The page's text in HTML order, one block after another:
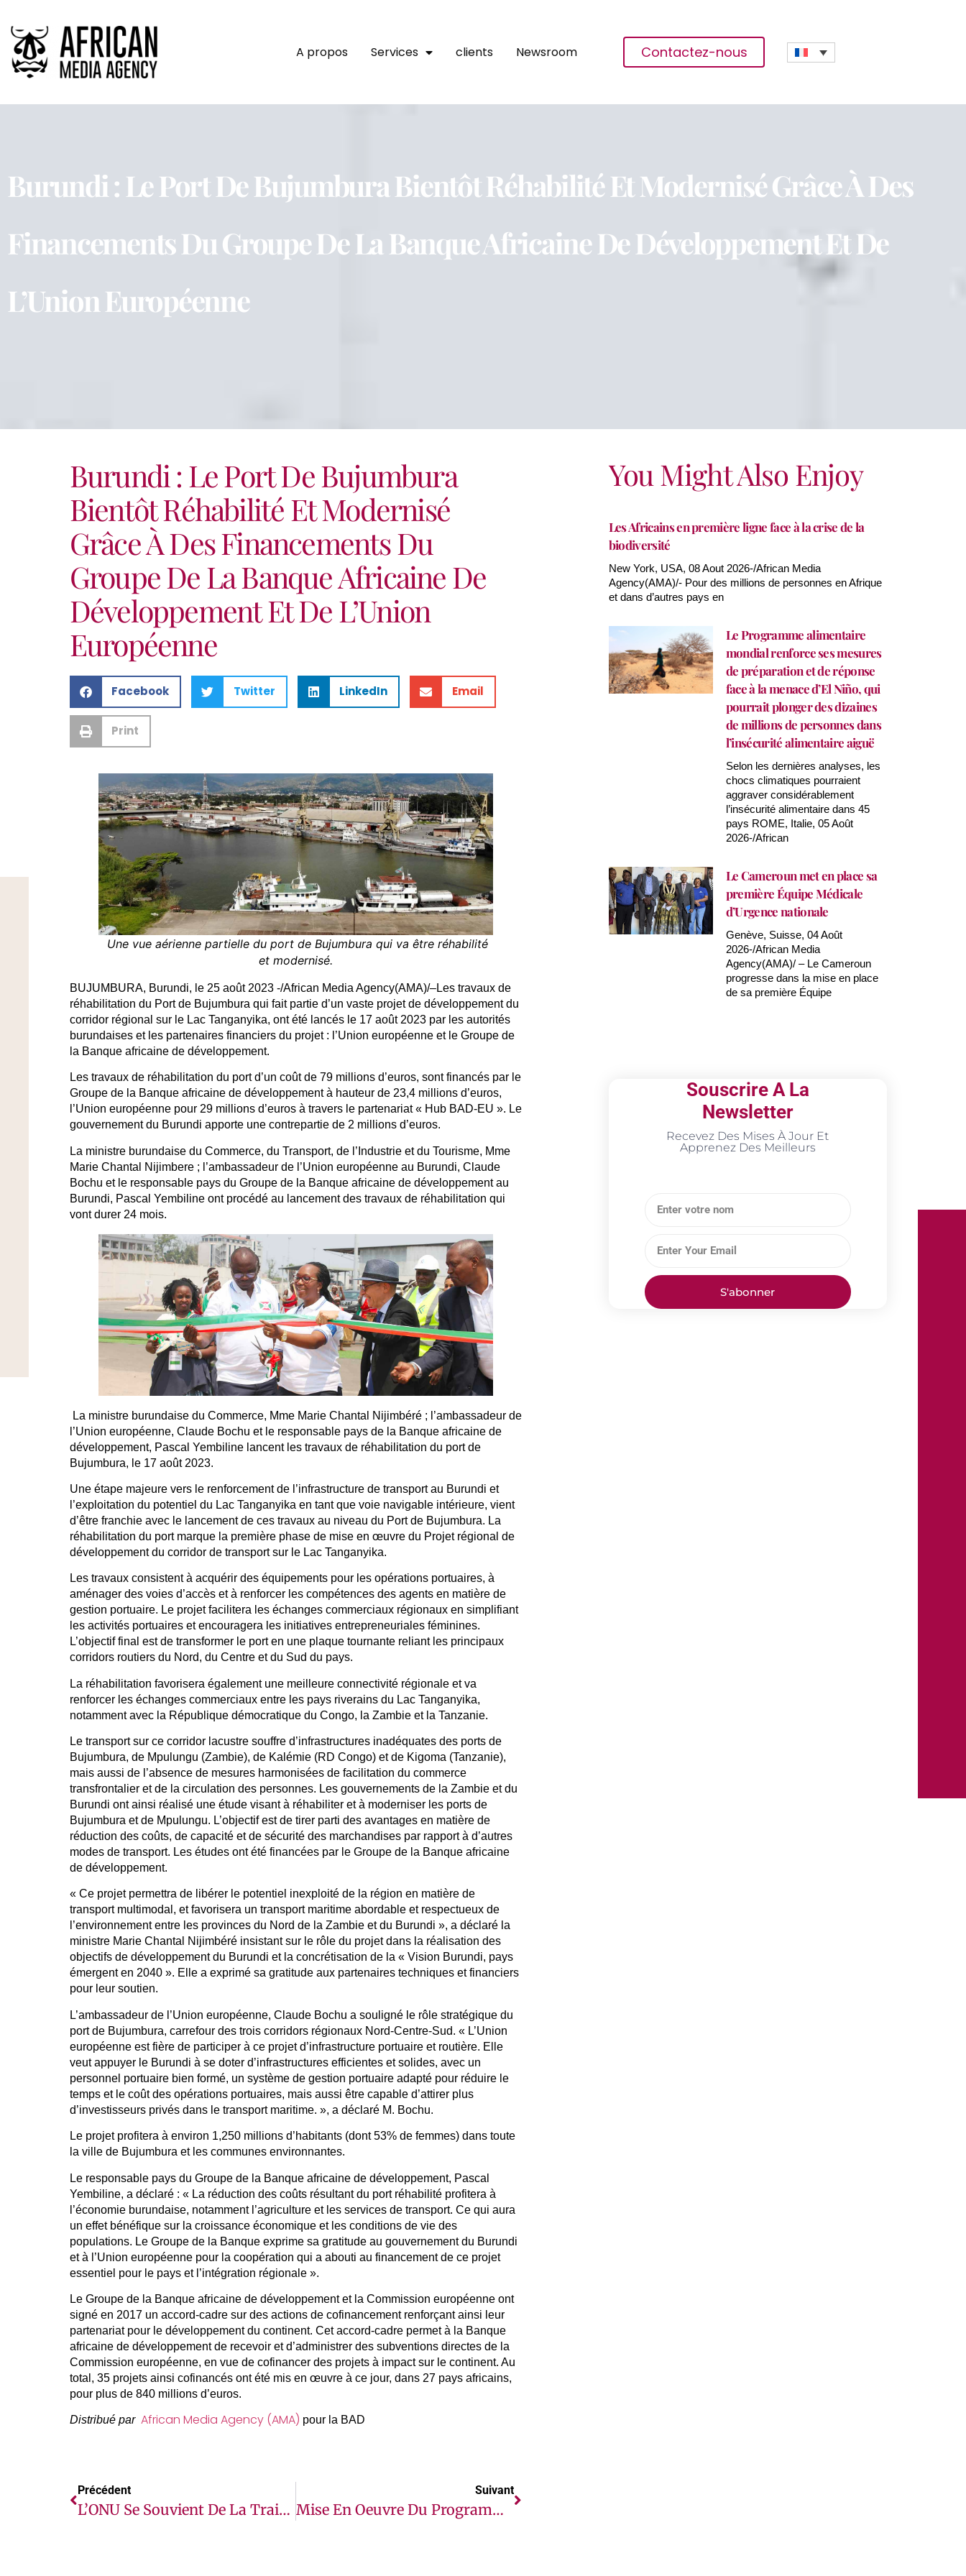
A propos Services clients Newsroom Contactez-nous
Burundi : Le Port De Bujumbura Bientôt Réhabilité Et Modernisé Grâce À Des
Financements Du Groupe De La Banque Africaine De Développement Et De
L’Union Européenne
Burundi : Le Port De Bujumbura
Bientôt Réhabilité Et Modernisé
Grâce À Des Financements Du
Groupe De La Banque Africaine De
Développement Et De L’Union
Européenne
Facebook Twitter LinkedIn Email
Print
Une vue aérienne partielle du port de Bujumbura qui va être réhabilité
et modernisé.
BUJUMBURA, Burundi, le 25 août 2023 -/African Media Agency(AMA)/–Les travaux de
réhabilitation du Port de Bujumbura qui fait partie d’un vaste projet de développement du
corridor régional sur le Lac Tanganyika, ont été lancés le 17 août 2023 par les autorités
burundaises et les partenaires financiers du projet : l’Union européenne et le Groupe de
la Banque africaine de développement.
Les travaux de réhabilitation du port d’un coût de 79 millions d’euros, sont financés par le
Groupe de la Banque africaine de développement à hauteur de 23,4 millions d’euros,
l’Union européenne pour 29 millions d’euros à travers le partenariat « Hub BAD-EU ». Le
gouvernement du Burundi apporte une contrepartie de 2 millions d’euros.
La ministre burundaise du Commerce, du Transport, de l’Industrie et du Tourisme, Mme
Marie Chantal Nijimbere ; l’ambassadeur de l’Union européenne au Burundi, Claude
Bochu et le responsable pays du Groupe de la Banque africaine de développement au
Burundi, Pascal Yembiline ont procédé au lancement des travaux de réhabilitation qui
vont durer 24 mois.
La ministre burundaise du Commerce, Mme Marie Chantal Nijimbéré ; l’ambassadeur de
l’Union européenne, Claude Bochu et le responsable pays de la Banque africaine de
développement, Pascal Yembiline lancent les travaux de réhabilitation du port de
Bujumbura, le 17 août 2023.
Une étape majeure vers le renforcement de l’infrastructure de transport au Burundi et
l’exploitation du potentiel du Lac Tanganyika en tant que voie navigable intérieure, vient
d’être franchie avec le lancement de ces travaux au niveau du Port de Bujumbura. La
réhabilitation du port marque la première phase de mise en œuvre du Projet régional de
développement du corridor de transport sur le Lac Tanganyika.
Les travaux consistent à acquérir des équipements pour les opérations portuaires, à
aménager des voies d’accès et à renforcer les compétences des agents en matière de
gestion portuaire. Le projet facilitera les échanges commerciaux régionaux en simplifiant
les activités portuaires et encouragera les initiatives entrepreneuriales féminines.
L’objectif final est de transformer le port en une plaque tournante reliant les principaux
corridors routiers du Nord, du Centre et du Sud du pays.
La réhabilitation favorisera également une meilleure connectivité régionale et va
renforcer les échanges commerciaux entre les pays riverains du Lac Tanganyika,
notamment avec la République démocratique du Congo, la Zambie et la Tanzanie.
Le transport sur ce corridor lacustre souffre d’infrastructures inadéquates des ports de
Bujumbura, de Mpulungu (Zambie), de Kalémie (RD Congo) et de Kigoma (Tanzanie),
mais aussi de l’absence de mesures harmonisées de facilitation du commerce
transfrontalier et de la circulation des personnes. Les gouvernements de la Zambie et du
Burundi ont ainsi réalisé une étude visant à réhabiliter et à moderniser les ports de
Bujumbura et de Mpulungu. L’objectif est de tirer parti des avantages en matière de
réduction des coûts, de capacité et de sécurité des marchandises par rapport à d’autres
modes de transport. Les études ont été financées par le Groupe de la Banque africaine
de développement.
« Ce projet permettra de libérer le potentiel inexploité de la région en matière de
transport multimodal, et favorisera un transport maritime abordable et respectueux de
l’environnement entre les provinces du Nord de la Zambie et du Burundi », a déclaré la
ministre Marie Chantal Nijimbéré insistant sur le rôle du projet dans la réalisation des
objectifs de développement du Burundi et la concrétisation de la « Vision Burundi, pays
émergent en 2040 ». Elle a exprimé sa gratitude aux partenaires techniques et financiers
pour leur soutien.
L’ambassadeur de l’Union européenne, Claude Bochu a souligné le rôle stratégique du
port de Bujumbura, carrefour des trois corridors régionaux Nord-Centre-Sud. « L’Union
européenne est fière de participer à ce projet d’infrastructure portuaire et routière. Elle
veut appuyer le Burundi à se doter d’infrastructures efficientes et solides, avec un
personnel portuaire bien formé, un système de gestion portuaire adapté pour réduire le
temps et le coût des opérations portuaires, mais aussi être capable d’attirer plus
d’investisseurs privés dans le transport maritime. », a déclaré M. Bochu.
Le projet profitera à environ 1,250 millions d’habitants (dont 53% de femmes) dans toute
la ville de Bujumbura et les communes environnantes.
Le responsable pays du Groupe de la Banque africaine de développement, Pascal
Yembiline, a déclaré : « La réduction des coûts résultant du port réhabilité profitera à
l’économie burundaise, notamment l’agriculture et les services de transport. Ce qui aura
un effet bénéfique sur la croissance économique et les conditions de vie des
populations. Le Groupe de la Banque exprime sa gratitude au gouvernement du Burundi
et à l’Union européenne pour la coopération qui a abouti au financement de ce projet
essentiel pour le pays et l’intégration régionale ».
Le Groupe de la Banque africaine de développement et la Commission européenne ont
signé en 2017 un accord-cadre sur des actions de cofinancement renforçant ainsi leur
partenariat pour le développement du continent. Cet accord-cadre permet à la Banque
africaine de développement de recevoir et d’administrer des subventions directes de la
Commission européenne, en vue de cofinancer des projets à impact sur le continent. Au
total, 35 projets ainsi cofinancés ont été mis en œuvre à ce jour, dans 27 pays africains,
pour plus de 840 millions d’euros.
Distribué par African Media Agency (AMA) pour la BAD
Précédent
L’ONU Se Souvient De La Traite Des Esclaves Et Lutte Contre Son « Héritage Pernicieux »
Suivant
Mise En Oeuvre Du Programme Regional Formation Professionnelle (PROFOR)
You Might Also Enjoy
Les Africains en première ligne face à la crise de la
biodiversité
New York, USA, 08 Aout 2026-/African Media
Agency(AMA)/- Pour des millions de personnes en Afrique
et dans d’autres pays en
Le Programme alimentaire
mondial renforce ses mesures
de préparation et de réponse
face à la menace d’El Niño, qui
pourrait plonger des dizaines
de millions de personnes dans
l’insécurité alimentaire aiguë
Selon les dernières analyses, les
chocs climatiques pourraient
aggraver considérablement
l’insécurité alimentaire dans 45
pays ROME, Italie, 05 Août
2026-/African
Le Cameroun met en place sa
première Équipe Médicale
d’Urgence nationale
Genève, Suisse, 04 Août
2026-/African Media
Agency(AMA)/ – Le Cameroun
progresse dans la mise en place
de sa première Équipe
Souscrire A La
Newsletter
Recevez Des Mises À Jour Et
Apprenez Des Meilleurs
S'abonner